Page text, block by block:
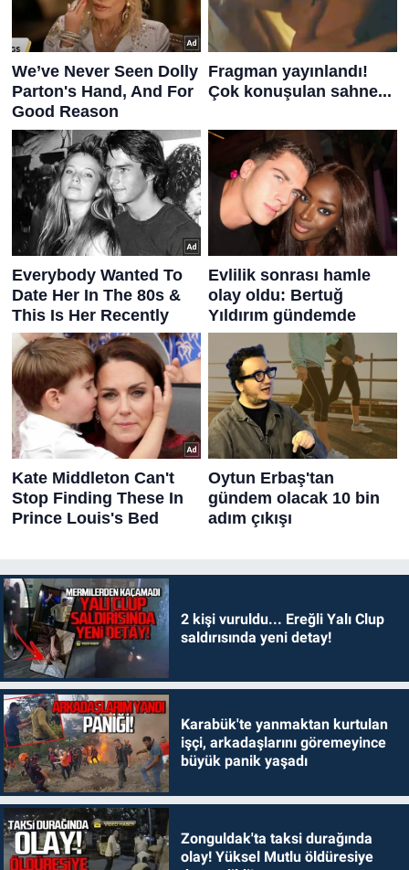
2 kişi vuruldu... Ereğli Yalı Clup
saldırısında yeni detay!
Karabük'te yanmaktan kurtulan
işçi, arkadaşlarını göremeyince
büyük panik yaşadı
Zonguldak'ta taksi durağında
olay! Yüksel Mutlu öldüresiye